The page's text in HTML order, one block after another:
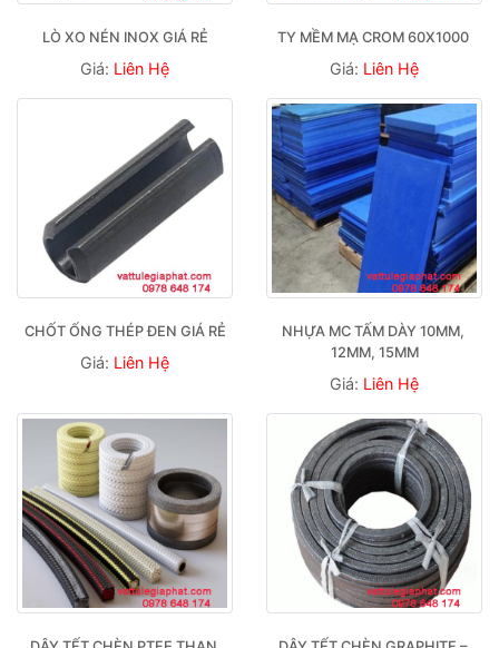
LÒ XO NÉN INOX GIÁ RẺ
Giá: Liên Hệ
TY MỀM MẠ CROM 60X1000
Giá: Liên Hệ
CHỐT ỐNG THÉP ĐEN GIÁ RẺ
Giá: Liên Hệ
NHỰA MC TẤM DÀY 10MM,
12MM, 15MM
Giá: Liên Hệ